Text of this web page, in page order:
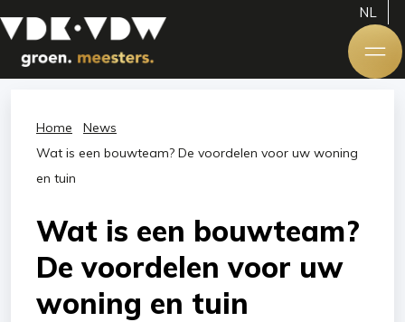
NL
Home
News
Wat is een bouwteam? De voordelen voor uw woning
en tuin
Wat is een bouwteam?
De voordelen voor uw
woning en tuin